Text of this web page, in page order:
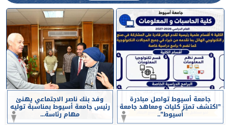
جامعة أسيوط تواصل مبادرة
”اكتشف تميّز كليات ومعاهد جامعة
أسيوط”..
وفد بنك ناصر الاجتماعي يهنئ
رئيس جامعة أسيوط بمناسبة توليه
مهام رئاسة...